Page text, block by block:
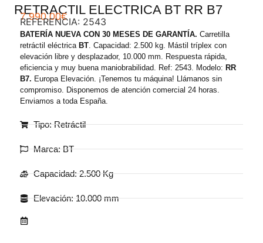
RETRACTIL ELECTRICA BT RR B7
7.990,00€
REFERENCIA: 2543
BATERÍA NUEVA CON 30 MESES DE GARANTÍA. Carretilla
retráctil eléctrica BT . Capacidad: 2.500 kg. Mástil tríplex con
elevación libre y desplazador, 10.000 mm. Respuesta rápida,
eficiencia y muy buena maniobrabilidad. Ref: 2543. Modelo: RR
B7. Europa Elevación. ¡Tenemos tu máquina! Llámanos sin
compromiso. Disponemos de atención comercial 24 horas.
Enviamos a toda España.
Tipo: Retráctil
Marca: BT
Capacidad: 2.500 Kg
Elevación: 10.000 mm